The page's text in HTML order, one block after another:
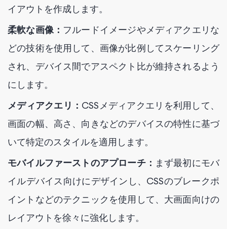
イアウトを作成します。
柔軟な画像： フルードイメージやメディアクエリな
どの技術を使用して、画像が比例してスケーリング
され、デバイス間でアスペクト比が維持されるよう
にします。
メディアクエリ： CSSメディアクエリを利用して、
画面の幅、高さ、向きなどのデバイスの特性に基づ
いて特定のスタイルを適用します。
モバイルファーストのアプローチ： まず最初にモバ
イルデバイス向けにデザインし、CSSのブレークポ
イントなどのテクニックを使用して、大画面向けの
レイアウトを徐々に強化します。